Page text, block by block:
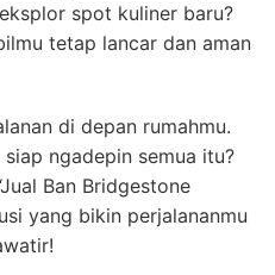
spot kuliner baru?
tetap lancar dan aman
di depan rumahmu.
ngadepin semua itu?
Ban Bridgestone
yang bikin perjalananmu